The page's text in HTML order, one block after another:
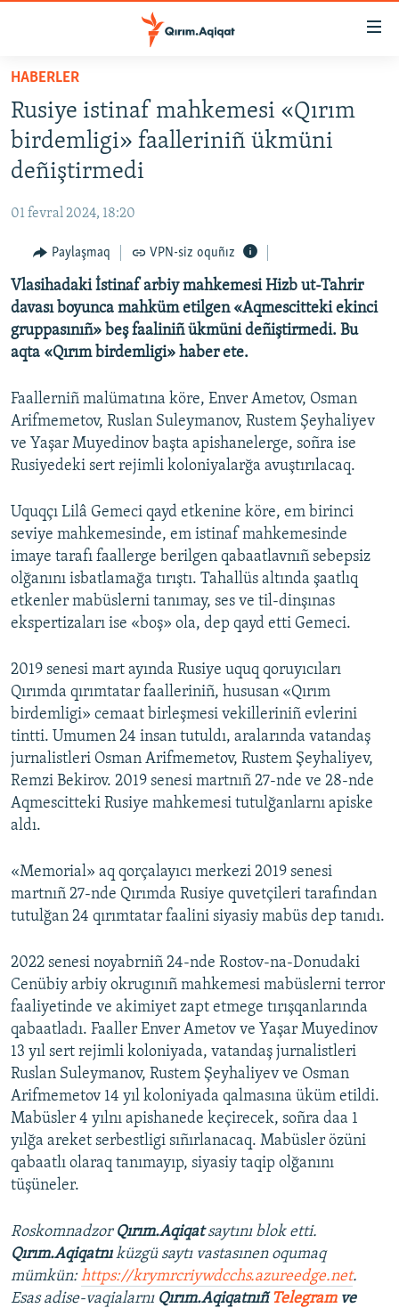
Esas
qaytmaq
Baş
navigatsiyağa
qaytmaq
Qıdıruvğa
SİYASET
İQTİSADİYAT
MEDENİYET
İNSAN AQLARI
VİDEO
BLOGLAR
Русский
Українською
QOŞULIÑIZ!
RFE/RS bütün saytları
HABERLER
Rusiye istinaf mahkemesi «Qırım
birdemligi» faalleriniñ ükmüni
deñiştirmedi
01 fevral 2024, 18:20
Paylaşmaq VPN-siz oquñız
Vlasihadaki İstinaf arbiy mahkemesi Hizb ut-Tahrir
davası boyunca mahküm etilgen «Aqmescitteki ekinci
gruppasınıñ» beş faaliniñ ükmüni deñiştirmedi. Bu
aqta «Qırım birdemligi» haber ete.
Faallerniñ malümatına köre, Enver Ametov, Osman
Arifmemetov, Ruslan Suleymanov, Rustem Şeyhaliyev
ve Yaşar Muyedinov başta apishanelerge, soñra ise
Rusiyedeki sert rejimli koloniyalarğa avuştırılacaq.
Uquqçı Lilâ Gemeci qayd etkenine köre, em birinci
seviye mahkemesinde, em istinaf mahkemesinde
imaye tarafı faallerge berilgen qabaatlavnıñ sebepsiz
olğanını isbatlamağa tırıştı. Tahallüs altında şaatlıq
etkenler mabüslerni tanımay, ses ve til-dinşınas
ekspertizaları ise «boş» ola, dep qayd etti Gemeci.
2019 senesi mart ayında Rusiye uquq qoruyıcıları
Qırımda qırımtatar faalleriniñ, hususan «Qırım
birdemligi» cemaat birleşmesi vekilleriniñ evlerini
tintti. Umumen 24 insan tutuldı, aralarında vatandaş
jurnalistleri Osman Arifmemetov, Rustem Şeyhaliyev,
Remzi Bekirov. 2019 senesi martnıñ 27-nde ve 28-nde
Aqmescitteki Rusiye mahkemesi tutulğanlarnı apiske
aldı.
«Memorial» aq qorçalayıcı merkezi 2019 senesi
martnıñ 27-nde Qırımda Rusiye quvetçileri tarafından
tutulğan 24 qırımtatar faalini siyasiy mabüs dep tanıdı.
2022 senesi noyabrniñ 24-nde Rostov-na-Donudaki
Cenübiy arbiy okrugınıñ mahkemesi mabüslerni terror
faaliyetinde ve akimiyet zapt etmege tırışqanlarında
qabaatladı. Faaller Enver Ametov ve Yaşar Muyedinov
13 yıl sert rejimli koloniyada, vatandaş jurnalistleri
Ruslan Suleymanov, Rustem Şeyhaliyev ve Osman
Arifmemetov 14 yıl koloniyada qalmasına üküm etildi.
Mabüsler 4 yılnı apishanede keçirecek, soñra daa 1
yılğa areket serbestligi sıñırlanacaq. Mabüsler özüni
qabaatlı olaraq tanımayıp, siyasiy taqip olğanını
tüşüneler.
Roskomnadzor Qırım.Aqiqatsaytını blok etti.
Qırım.Aqiqatnıküzgü saytı vastasınen oqumaq
mümkün:https://krymrcriywdcchs.azureedge.net.
Esas adise-vaqialarnı Qırım.AqiqatnıñTelegramve